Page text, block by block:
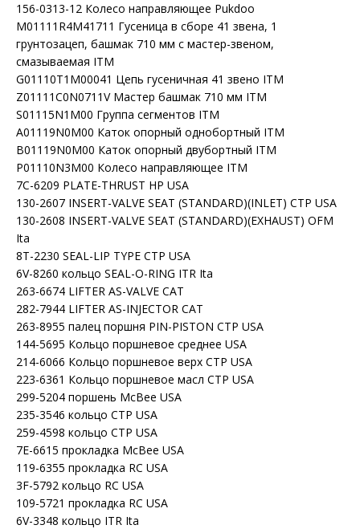
156-0313-12 Колесо направляющее Pukdoo
M01111R4M41711 Гусеница в сборе 41 звена, 1
грунтозацеп, башмак 710 мм с мастер-звеном,
смазываемая ITM
G01110T1M00041 Цепь гусеничная 41 звено ITM
Z01111C0N0711V Мастер башмак 710 мм ITM
S01115N1M00 Группа сегментов ITM
A01119N0M00 Каток опорный однобортный ITM
B01119N0M00 Каток опорный двубортный ITM
P01110N3M00 Колесо направляющее ITM
7C-6209 PLATE-THRUST HP USA
130-2607 INSERT-VALVE SEAT (STANDARD)(INLET) CTP USA
130-2608 INSERT-VALVE SEAT (STANDARD)(EXHAUST) OFM
Ita
8T-2230 SEAL-LIP TYPE CTP USA
6V-8260 кольцо SEAL-O-RING ITR Ita
263-6674 LIFTER AS-VALVE CAT
282-7944 LIFTER AS-INJECTOR CAT
263-8955 палец поршня PIN-PISTON CTP USA
144-5695 Кольцо поршневое среднее USA
214-6066 Кольцо поршневое верх CTP USA
223-6361 Кольцо поршневое масл CTP USA
299-5204 поршень McBee USA
235-3546 кольцо CTP USA
259-4598 кольцо CTP USA
7E-6615 прокладка McBee USA
119-6355 прокладка RC USA
3F-5792 кольцо RC USA
109-5721 прокладка RC USA
6V-3348 кольцо ITR Ita